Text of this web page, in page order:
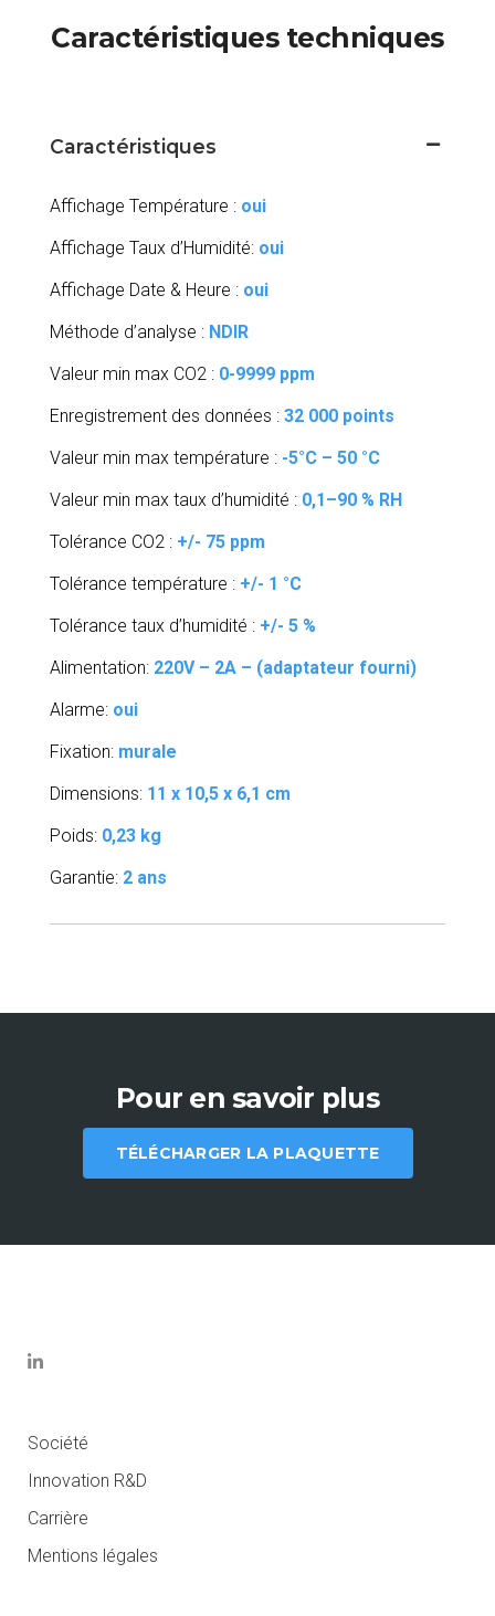
Caractéristiques techniques
Caractéristiques
Affichage Température : oui
Affichage Taux d’Humidité: oui
Affichage Date & Heure : oui
Méthode d’analyse : NDIR
Valeur min max CO2 : 0-9999 ppm
Enregistrement des données : 32 000 points
Valeur min max température : -5°C – 50 °C
Valeur min max taux d’humidité : 0,1–90 % RH
Tolérance CO2 : +/- 75 ppm
Tolérance température : +/- 1 °C
Tolérance taux d’humidité : +/- 5 %
Alimentation: 220V – 2A – (adaptateur fourni)
Alarme: oui
Fixation: murale
Dimensions: 11 x 10,5 x 6,1 cm
Poids: 0,23 kg
Garantie: 2 ans
Pour en savoir plus
TÉLÉCHARGER LA PLAQUETTE
Société
Innovation R&D
Carrière
Mentions légales